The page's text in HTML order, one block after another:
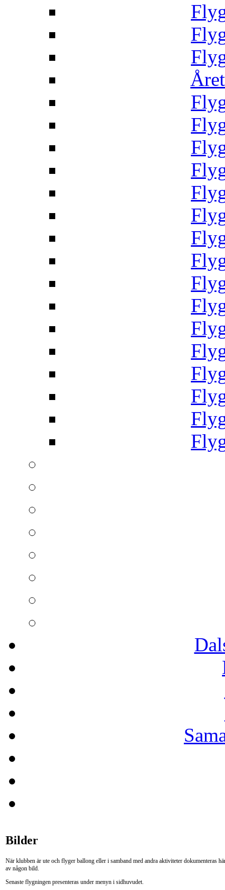
Bilder
När klubben är ute och flyger ballong eller i samband med andra aktiviteter dokumenteras
av någon bild.
Senaste flygningen presenteras under menyn i sidhuvudet.